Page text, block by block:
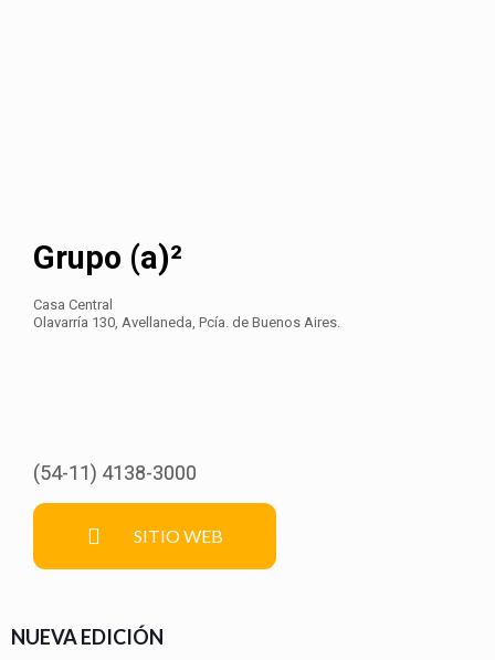
Grupo (a)²
Casa Central
Olavarría 130, Avellaneda, Pcía. de Buenos Aires.
(54-11) 4138-3000
SITIO WEB
NUEVA EDICIÓN